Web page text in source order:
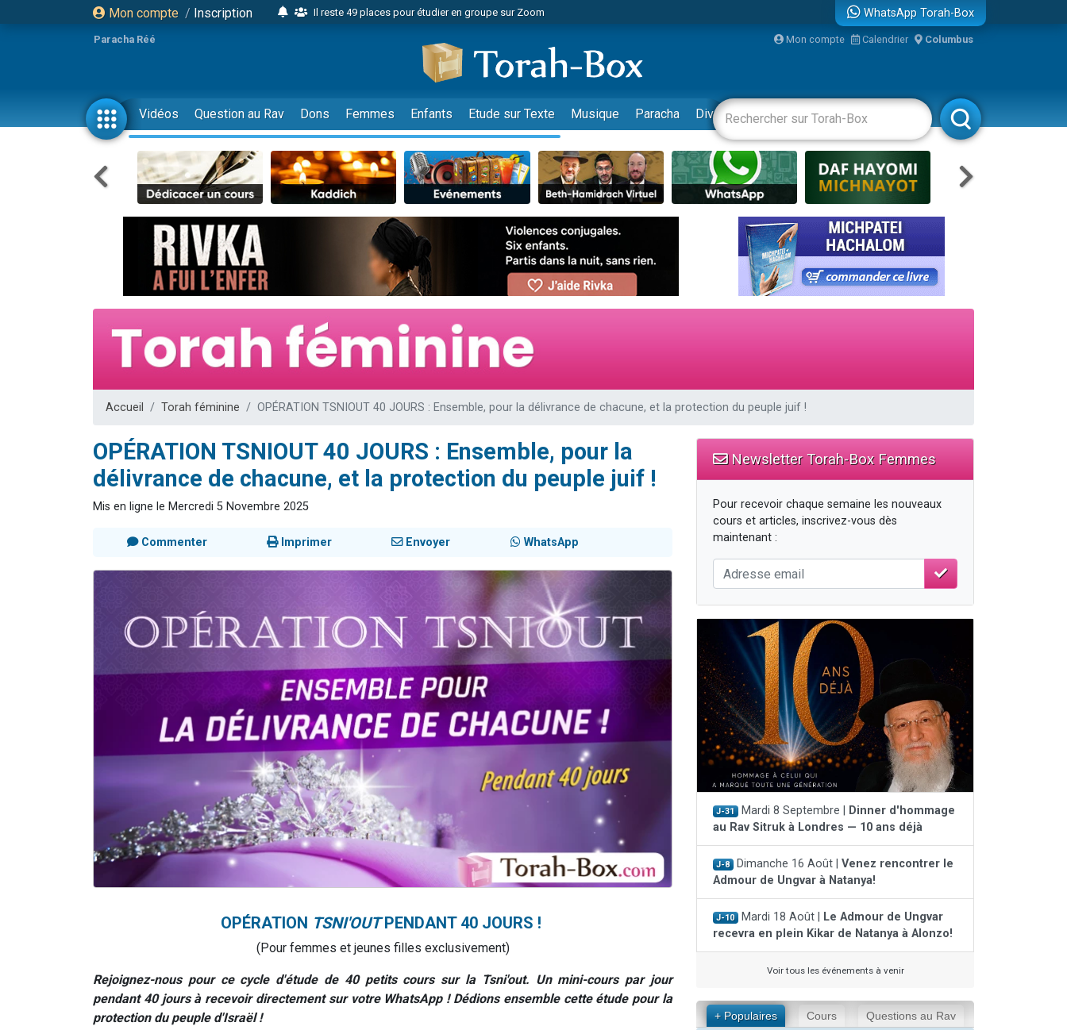
Mon compte / Inscription
Il reste 49 places pour étudier en groupe sur Zoom
2 personnes viennent de nous rejoindre sur WhatsApp
6 personnes viennent de nous rejoindre sur WhatsApp
4 personnes viennent de faire un don pour Reloger Rivka, 6 enfants, victime de violences...
2 personnes viennent de faire un don pour 1 Journée de Vacances Pour les Enfants
17 personnes viennent de demander une bénédiction
4 personnes viennent de nous rejoindre sur WhatsApp
Il reste 49 places pour étudier en groupe sur Zoom
Eva vient de donner son Maasser
4 personnes viennent de nous rejoindre sur WhatsApp
3 personnes viennent de nous rejoindre sur WhatsApp
Odaya vient de donner son Maasser
3 personnes viennent de faire un don pour 5 jours de vacances aux Orphelins
2 personnes viennent de nous rejoindre sur WhatsApp
13 personnes viennent de demander une bénédiction
30 personnes viennent de faire un don pour Sauvez la jambe de Yohan
Il reste 49 places pour étudier en groupe sur Zoom
12 nouvelles musiques dans Torah-Box Music
WhatsApp Torah-Box
Paracha Réé Mon compte Calendrier Columbus
Vidéos Question au Rav Dons Femmes Enfants Etude sur Texte Musique Paracha Divertissements Livres Rabbanim
Accueil Torah féminine OPÉRATION TSNIOUT 40 JOURS : Ensemble, pour la délivrance de chacune, et la protection du peuple juif !
OPÉRATION TSNIOUT 40 JOURS : Ensemble, pour la
délivrance de chacune, et la protection du peuple juif !
Mis en ligne le Mercredi 5 Novembre 2025
Commenter Imprimer Envoyer WhatsApp
OPÉRATION TSNI'OUTPENDANT 40 JOURS !
(Pour femmes et jeunes filles exclusivement)
Rejoignez-nous pour ce cycle d'étude de 40 petits cours sur la Tsni'out. Un mini-cours par jour
pendant 40 jours à recevoir directement sur votre WhatsApp ! Dédions ensemble cette étude pour la
protection du peuple d'Israël !
Newsletter Torah-Box Femmes
Pour recevoir chaque semaine les nouveaux
cours et articles, inscrivez-vous dès
maintenant :
J-31 Mardi 8 Septembre |
Dinner d'hommage
au Rav Sitruk à Londres — 10 ans déjà
J-8 Dimanche 16 Août | Venez rencontrer le
Admour de Ungvar à Natanya!
J-10 Mardi 18 Août |
Le Admour de Ungvar
recevra en plein Kikar de Natanya à Alonzo!
Voir tous les événements à venir
+ Populaires Cours Questions au Rav